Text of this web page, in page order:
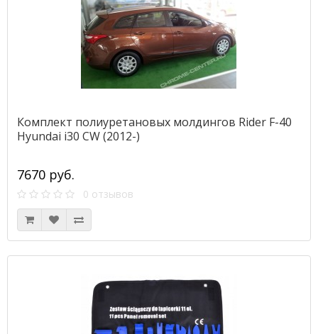
Комплект полиуретановых молдингов Rider F-40
Hyundai i30 CW (2012-)
7670 руб.
0 отзывов